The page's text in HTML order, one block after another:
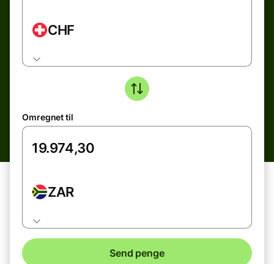
CHF
Omregnet til
ZAR
Send penge